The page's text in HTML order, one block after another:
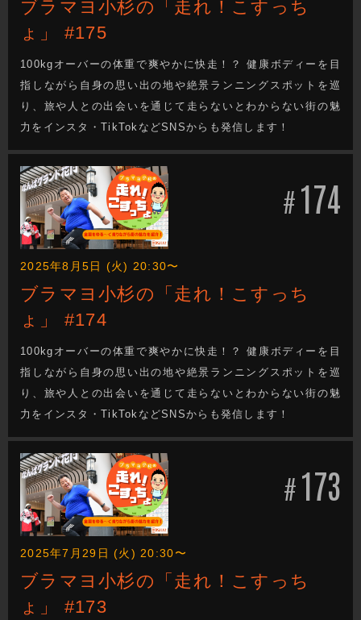
ブラマヨ小杉の「走れ！こすっち
ょ」 #175
100kgオーバーの体重で爽やかに快走！？ 健康ボディーを目
指しながら自身の思い出の地や絶景ランニングスポットを巡
り、旅や人との出会いを通じて走らないとわからない街の魅
力をインスタ・TikTokなどSNSからも発信します！
#174
2025年8月5日 (火) 20:30〜
ブラマヨ小杉の「走れ！こすっち
ょ」 #174
100kgオーバーの体重で爽やかに快走！？ 健康ボディーを目
指しながら自身の思い出の地や絶景ランニングスポットを巡
り、旅や人との出会いを通じて走らないとわからない街の魅
力をインスタ・TikTokなどSNSからも発信します！
#173
2025年7月29日 (火) 20:30〜
ブラマヨ小杉の「走れ！こすっち
ょ」 #173